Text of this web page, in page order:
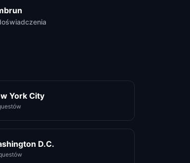
York City
D.C.